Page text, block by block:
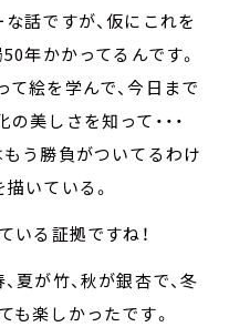
話ですが、仮にこれを
年かかってるんです。
て絵を学んで、今日まで
美しさを知って・・・
もう勝負がついてるわけ
いている。
いる証拠ですね！
夏が竹、秋が銀杏で、冬
も楽しかったです。